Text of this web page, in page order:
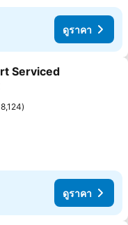
ดูราคา
ยการโปรด
Serviced
8,124
ดูราคา